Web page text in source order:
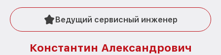
Ведущий сервисный инженер
Константин Александрович